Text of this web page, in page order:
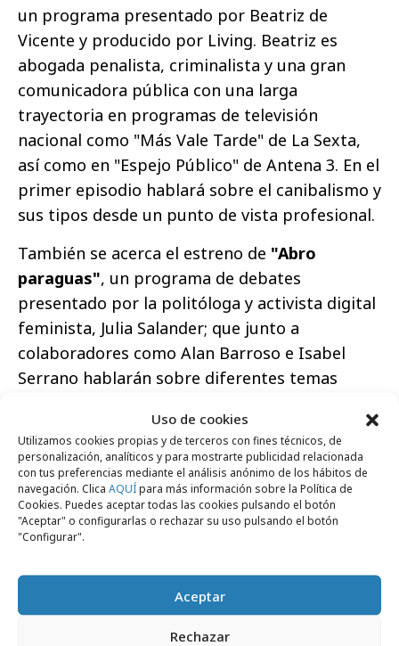
Uso de cookies
Utilizamos cookies propias y de terceros con fines técnicos, de
personalización, analíticos y para mostrarte publicidad relacionada
con tus preferencias mediante el análisis anónimo de los hábitos de
navegación. Clica AQUÍpara más información sobre la Política de
Cookies. Puedes aceptar todas las cookies pulsando el botón
"Aceptar" o configurarlas o rechazar su uso pulsando el botón
"Configurar".
Aceptar
Rechazar
un programa presentado por Beatriz de
Vicente y producido por Living. Beatriz es
abogada penalista, criminalista y una gran
comunicadora pública con una larga
trayectoria en programas de televisión
nacional como "Más Vale Tarde" de La Sexta,
así como en "Espejo Público" de Antena 3. En el
primer episodio hablará sobre el canibalismo y
sus tipos desde un punto de vista profesional.
También se acerca el estreno de "Abro
paraguas", un programa de debates
presentado por la politóloga y activista digital
feminista, Julia Salander; que junto a
colaboradores como Alan Barroso e Isabel
Serrano hablarán sobre diferentes temas
Comparte
Noticias Relacionadas